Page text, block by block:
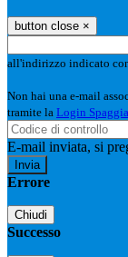
button close ×
all'indirizzo indicato
Non hai una e-mail
tramite la Login
E-mail inviata, si
Errore
Chiudi
Successo